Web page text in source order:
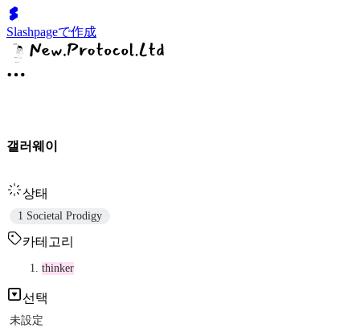
Slashpageで作成
갤러웨이
상태
1 Societal Prodigy
카테고리
thinker
선택
未設定